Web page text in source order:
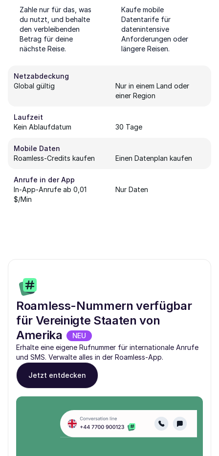
Zahle nur für das, was
du nutzt, und behalte
den verbleibenden
Betrag für deine
nächste Reise.
Kaufe mobile
Datentarife für
datenintensive
Anforderungen oder
längere Reisen.
Netzabdeckung
Global gültig
Nur in einem Land oder
einer Region
Laufzeit
Kein Ablaufdatum
30 Tage
Mobile Daten
Roamless-Credits kaufen
Einen Datenplan kaufen
Anrufe in der App
In-App-Anrufe ab 0,01
$/Min
Nur Daten
Roamless-Nummern verfügbar
für Vereinigte Staaten von
Amerika
NEU
Erhalte eine eigene Rufnummer für internationale Anrufe
und SMS. Verwalte alles in der Roamless-App.
Jetzt entdecken